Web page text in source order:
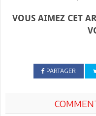
VOUS AIMEZ CET
PARTAGER